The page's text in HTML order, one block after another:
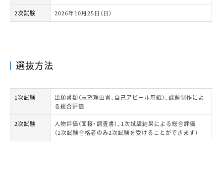
2次試験 2026年10月25日（日）
選抜方法
1次試験
出願書類（志望理由書、自己アピール用紙）、課題制作によ
る総合評価
2次試験
人物評価（面接・調査書）、1次試験結果による総合評価
（1次試験合格者のみ2次試験を受けることができます）